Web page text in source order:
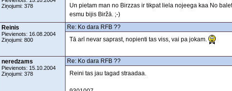
Ziņojumi: 378
Un pietam man no Birzzas ir tikpat liela nojeega kaa No
esmu bijis Biržā. ;-)
Reinis
Pievienots: 16.08.2004
Ziņojumi: 800
Re: Ko dara RFB ??
Tā arī nevar saprast, nopienti tas viss, vai pa jokam.
neredzams
Pievienots: 15.10.2004
Ziņojumi: 378
Re: Ko dara RFB ??
Reini tas jau tagad straadaa.